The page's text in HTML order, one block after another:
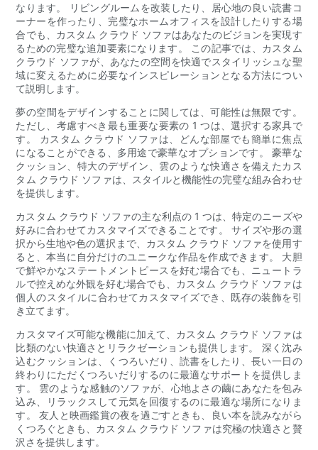
なります。 リビングルームを改装したり、居心地の良い読書コ
ーナーを作ったり、完璧なホームオフィスを設計したりする場
合でも、カスタム クラウド ソファはあなたのビジョンを実現す
るための完璧な追加要素になります。 この記事では、カスタム
クラウド ソファが、あなたの空間を快適でスタイリッシュな聖
域に変えるために必要なインスピレーションとなる方法につい
て説明します。
夢の空間をデザインすることに関しては、可能性は無限です。
ただし、考慮すべき最も重要な要素の 1 つは、選択する家具で
す。 カスタム クラウド ソファは、どんな部屋でも簡単に焦点
になることができる、多用途で豪華なオプションです。 豪華な
クッション、特大のデザイン、雲のような快適さを備えたカス
タム クラウド ソファは、スタイルと機能性の完璧な組み合わせ
を提供します。
カスタム クラウド ソファの主な利点の 1 つは、特定のニーズや
好みに合わせてカスタマイズできることです。 サイズや形の選
択から生地や色の選択まで、カスタム クラウド ソファを使用す
ると、本当に自分だけのユニークな作品を作成できます。 大胆
で鮮やかなステートメントピースを好む場合でも、ニュートラ
ルで控えめな外観を好む場合でも、カスタム クラウド ソファは
個人のスタイルに合わせてカスタマイズでき、既存の装飾を引
き立てます。
カスタマイズ可能な機能に加えて、カスタム クラウド ソファは
比類のない快適さとリラクゼーションも提供します。 深く沈み
込むクッションは、くつろいだり、読書をしたり、長い一日の
終わりにただくつろいだりするのに最適なサポートを提供しま
す。 雲のような感触のソファが、心地よさの繭にあなたを包み
込み、リラックスして元気を回復するのに最適な場所になりま
す。 友人と映画鑑賞の夜を過ごすときも、良い本を読みながら
くつろぐときも、カスタム クラウド ソファは究極の快適さと贅
沢さを提供します。